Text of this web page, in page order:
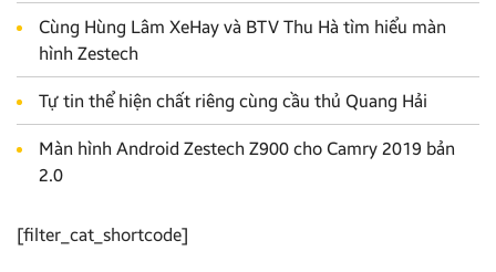
Cùng Hùng Lâm XeHay và BTV Thu Hà tìm hiểu màn
hình Zestech
Tự tin thể hiện chất riêng cùng cầu thủ Quang Hải
Màn hình Android Zestech Z900 cho Camry 2019 bản
2.0
[filter_cat_shortcode]